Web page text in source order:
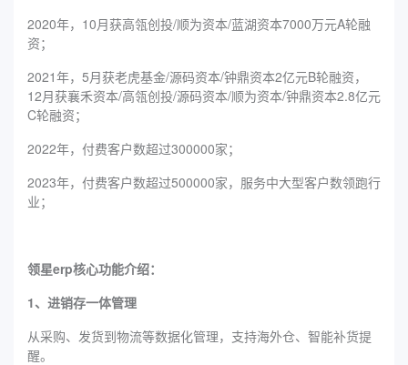
2020年，10月获高瓴创投/顺为资本/蓝湖资本7000万元A轮融
资；
2021年，5月获老虎基金/源码资本/钟鼎资本2亿元B轮融资，
12月获襄禾资本/高瓴创投/源码资本/顺为资本/钟鼎资本2.8亿元
C轮融资；
2022年，付费客户数超过300000家；
2023年，付费客户数超过500000家，服务中大型客户数领跑行
业；
领星erp核心功能介绍：
1、进销存一体管理
从采购、发货到物流等数据化管理，支持海外仓、智能补货提
醒。